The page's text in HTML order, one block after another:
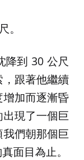
。
降到 30 公尺
跟著他繼續
加而逐漸昏
現了一個巨
們朝那個巨
面目為止。